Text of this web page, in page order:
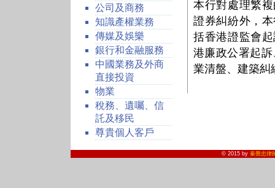
公司及商務
知識產權業務
傳媒及娛樂
銀行和金融服務
中國業務及外商
直接投資
物業
稅務、遺囑、信
託及移民
尊貴個人客戶
本行對處理繁
證券糾紛外，
括香港證監會
港廉政公署起
業清盤、建築糾
© 2015 by 秦覺忠律